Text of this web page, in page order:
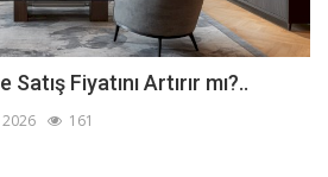
Fiyatını Artırır mı?..
161